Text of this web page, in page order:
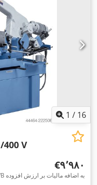
1 / 16
400 V
‎€۹٬۹۸۰
VB به اضافه مالیات بر ارزش افزوده